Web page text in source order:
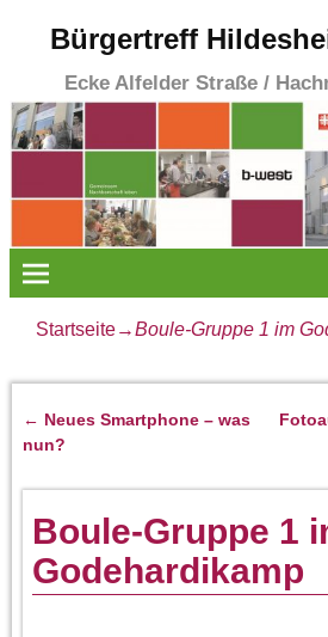
Bürgertreff
Ecke Alfelder Straße /
Startseite→Boule-Gruppe 1 im
Artikelnavigation
← Neues Smartphone – was
nun?
Boule-Gruppe 1
Godehardikamp